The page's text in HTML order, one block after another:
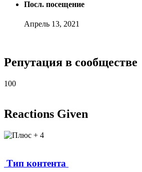
Посл. посещение
Апрель 13, 2021
Репутация в сообществе
100
Reactions Given
4
Тип контента